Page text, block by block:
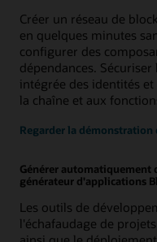
Créer un réseau de
en quelques minutes
configurer des
dépendances.
intégrée des identités
la chaîne et aux
Regarder la
Générer automatiquement
générateur d'applications
Les outils de
l'échafaudage de